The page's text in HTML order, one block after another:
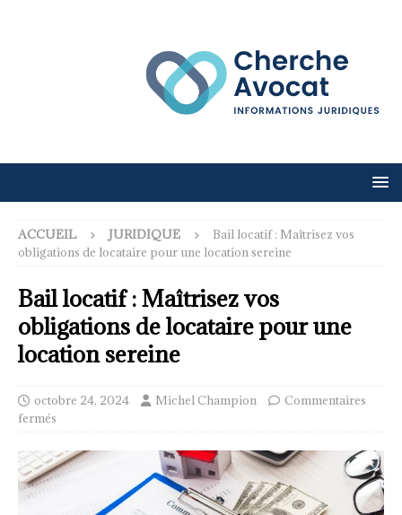
ACCUEIL JURIDIQUE
Bail locatif : Maîtrisez vos
obligations de locataire pour une location sereine
Bail locatif : Maîtrisez vos
obligations de locataire pour une
location sereine
octobre 24, 2024 Michel Champion
Commentaires
fermés